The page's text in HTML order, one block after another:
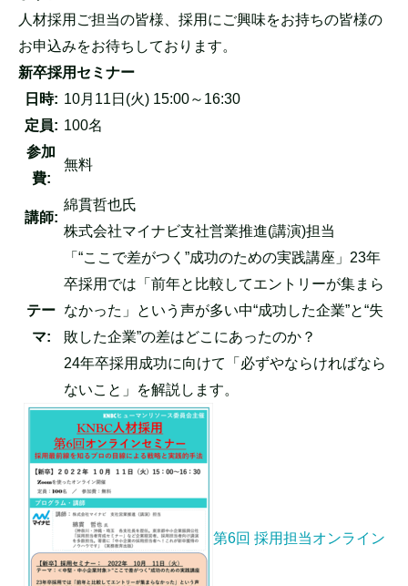
人材採用ご担当の皆様、採用にご興味をお持ちの皆様の
お申込みをお待ちしております。
新卒採用セミナー
日時: 10月11日(火) 15:00～16:30
定員: 100名
参加
費:
無料
講師:
綿貫哲也氏
株式会社マイナビ支社営業推進(講演)担当
テー
マ:
「“ここで差がつく”成功のための実践講座」23年
卒採用では「前年と比較してエントリーが集まら
なかった」という声が多い中“成功した企業”と“失
敗した企業”の差はどこにあったのか？
24年卒採用成功に向けて「必ずやならければなら
ないこと」を解説します。
第6回 採用担当オンライン